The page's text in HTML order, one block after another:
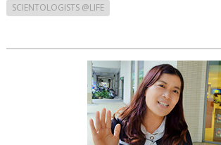
SCIENTOLOGISTS @LIFE